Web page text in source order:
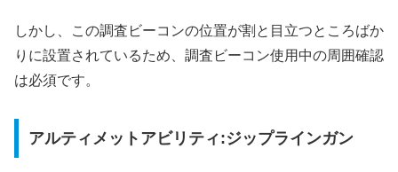
しかし、この調査ビーコンの位置が割と目立つところばか
りに設置されているため、調査ビーコン使用中の周囲確認
は必須です。
アルティメットアビリティ:ジップラインガン